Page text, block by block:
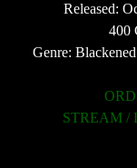
Released:
400
Genre:
STREAM /